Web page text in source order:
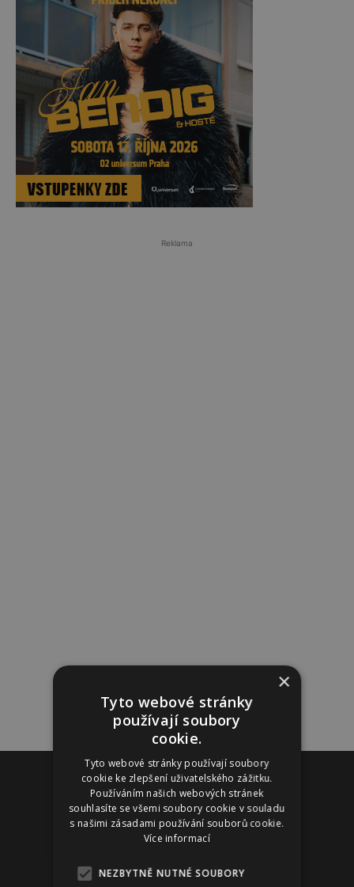
Reklama
Reklama
×
Tyto webové stránky
používají soubory
cookie.
Tyto webové stránky používají soubory
cookie ke zlepšení uživatelského zážitku.
Používáním našich webových stránek
souhlasíte se všemi soubory cookie v souladu
s našimi zásadami používání souborů cookie.
Více informací
NEZBYTNĚ NUTNÉ SOUBORY